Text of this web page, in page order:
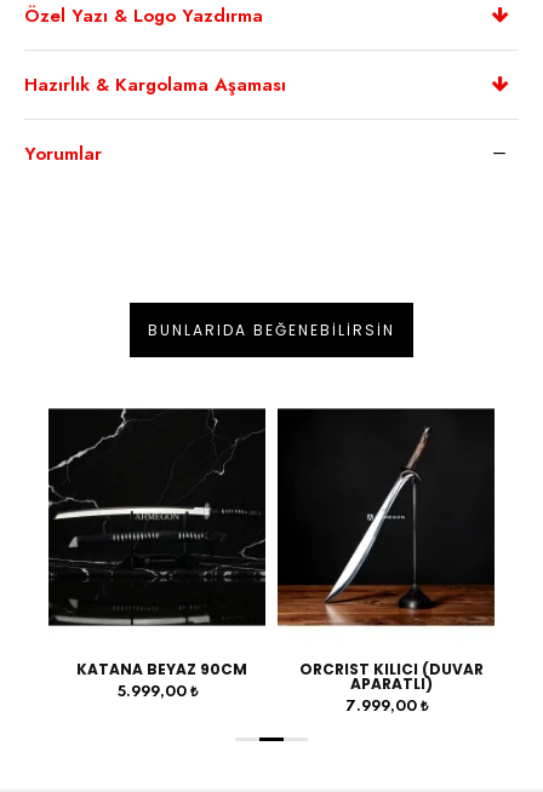
Özel Yazı & Logo Yazdırma
Hazırlık & Kargolama Aşaması
Yorumlar
BUNLARIDA BEĞENEBILIRSIN
(DUVAR KURTBAŞLI GÖKTÜRK FATİH SULTAN
5.999,00 ₺